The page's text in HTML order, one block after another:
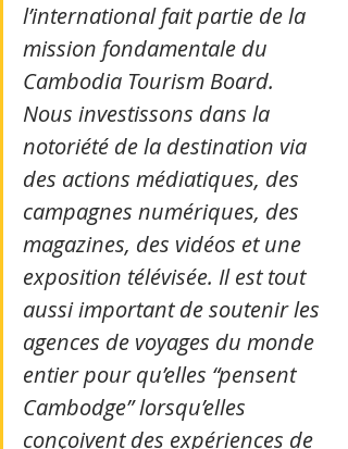
l’international fait partie de la
mission fondamentale du
Cambodia Tourism Board.
Nous investissons dans la
notoriété de la destination via
des actions médiatiques, des
campagnes numériques, des
magazines, des vidéos et une
exposition télévisée. Il est tout
aussi important de soutenir les
agences de voyages du monde
entier pour qu’elles “pensent
Cambodge” lorsqu’elles
conçoivent des expériences de